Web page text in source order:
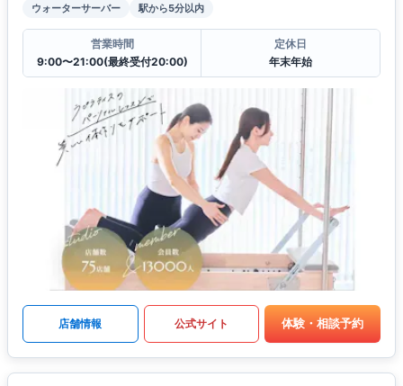
ウォーターサーバー
駅から5分以内
営業時間
9:00〜21:00(最終受付20:00)
定休日
年末年始
店舗情報 公式サイト 体験・相談予約